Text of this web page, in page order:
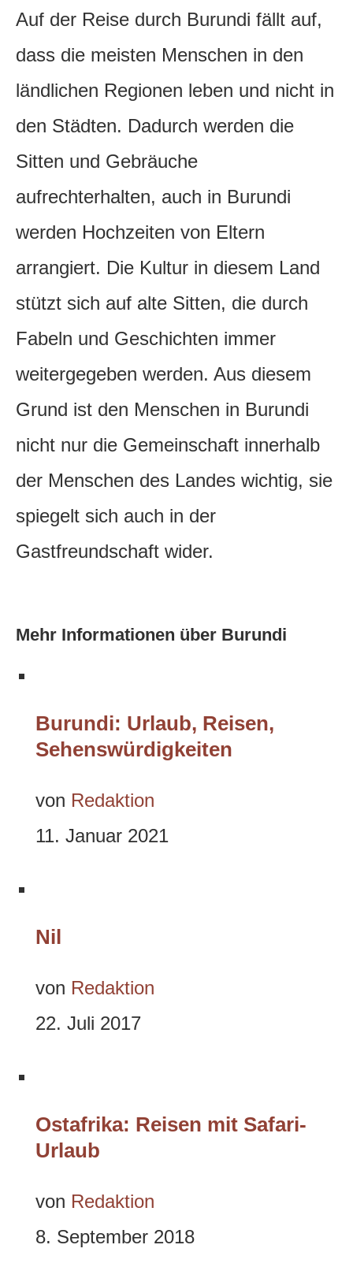
Auf der Reise durch Burundi fällt auf,
dass die meisten Menschen in den
ländlichen Regionen leben und nicht in
den Städten. Dadurch werden die
Sitten und Gebräuche
aufrechterhalten, auch in Burundi
werden Hochzeiten von Eltern
arrangiert. Die Kultur in diesem Land
stützt sich auf alte Sitten, die durch
Fabeln und Geschichten immer
weitergegeben werden. Aus diesem
Grund ist den Menschen in Burundi
nicht nur die Gemeinschaft innerhalb
der Menschen des Landes wichtig, sie
spiegelt sich auch in der
Gastfreundschaft wider.
Mehr Informationen über Burundi
Burundi: Urlaub, Reisen,
Sehenswürdigkeiten
von Redaktion
11. Januar 2021
Nil
von Redaktion
22. Juli 2017
Ostafrika: Reisen mit Safari-
Urlaub
von Redaktion
8. September 2018